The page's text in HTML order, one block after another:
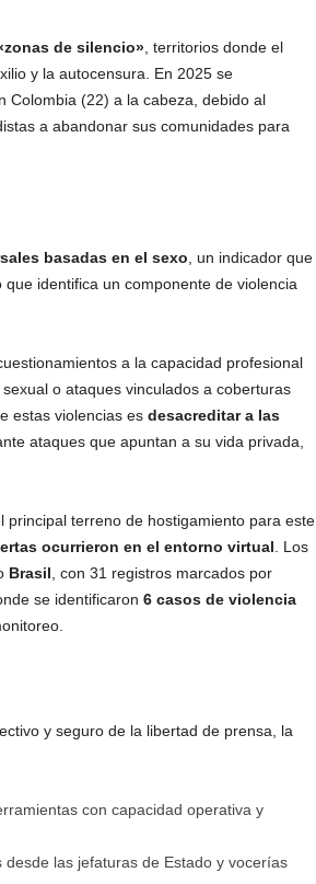
de silencio», territorios donde el
y la autocensura. En 2025 se
Colombia (22) a la cabeza, debido al
a abandonar sus comunidades para
basadas en el sexo , un indicador que
identifica un componente de violencia
a la capacidad profesional
o ataques vinculados a coberturas
estas violencias es desacreditar a las
ataques que apuntan a su vida privada,
principal terreno de hostigamiento para este
ocurrieron en el entorno virtual . Los
Brasil , con 31 registros marcados por
se identificaron 6 casos de violencia
y seguro de la libertad de prensa, la
con capacidad operativa y
las jefaturas de Estado y vocerías